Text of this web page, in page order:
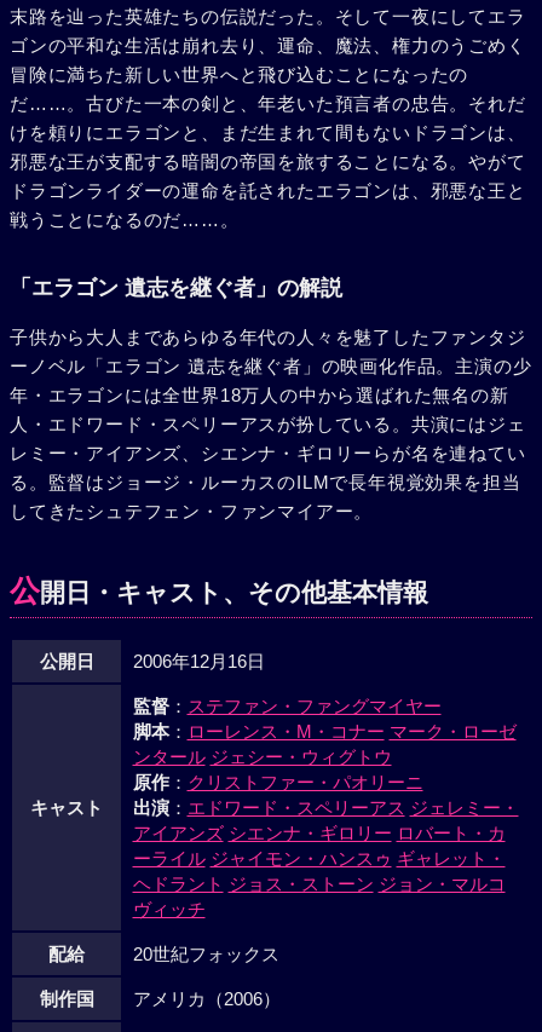
末路を辿った英雄たちの伝説だった。そして一夜にしてエラ
ゴンの平和な生活は崩れ去り、運命、魔法、権力のうごめく
冒険に満ちた新しい世界へと飛び込むことになったの
だ……。古びた一本の剣と、年老いた預言者の忠告。それだ
けを頼りにエラゴンと、まだ生まれて間もないドラゴンは、
邪悪な王が支配する暗闇の帝国を旅することになる。やがて
ドラゴンライダーの運命を託されたエラゴンは、邪悪な王と
戦うことになるのだ……。
「エラゴン 遺志を継ぐ者」の解説
子供から大人まであらゆる年代の人々を魅了したファンタジ
ーノベル「エラゴン 遺志を継ぐ者」の映画化作品。主演の少
年・エラゴンには全世界18万人の中から選ばれた無名の新
人・エドワード・スペリーアスが扮している。共演にはジェ
レミー・アイアンズ、シエンナ・ギロリーらが名を連ねてい
る。監督はジョージ・ルーカスのILMで長年視覚効果を担当
してきたシュテフェン・ファンマイアー。
公開日・キャスト、その他基本情報
公開日 2006年12月16日
キャスト
監督： ステファン・ファングマイヤー
脚本： ローレンス・M・コナー マーク・ローゼ
ンタール ジェシー・ウィグトウ
原作： クリストファー・パオリーニ
出演： エドワード・スペリーアス ジェレミー・
アイアンズ シエンナ・ギロリー ロバート・カ
ーライル ジャイモン・ハンスゥ ギャレット・
ヘドラント ジョス・ストーン ジョン・マルコ
ヴィッチ
配給 20世紀フォックス
制作国 アメリカ（2006）